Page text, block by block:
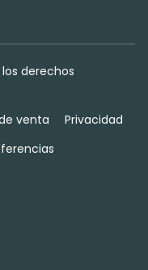
los derechos
venta
Privacidad